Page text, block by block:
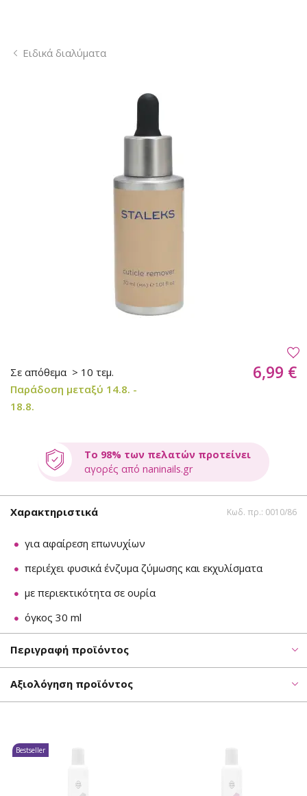
Ειδικά διαλύματα
Σε απόθεμα > 10 τεμ.
Παράδοση μεταξύ 14.8. -
18.8.
6,99 €
Το 98% των πελατών προτείνει
αγορές από naninails.gr
Χαρακτηριστικά Κωδ. πρ.: 0010/86
για αφαίρεση επωνυχίων
περιέχει φυσικά ένζυμα ζύμωσης και εκχυλίσματα
με περιεκτικότητα σε ουρία
όγκος 30 ml
Περιγραφή προϊόντος
Αξιολόγηση προϊόντος
Bestseller